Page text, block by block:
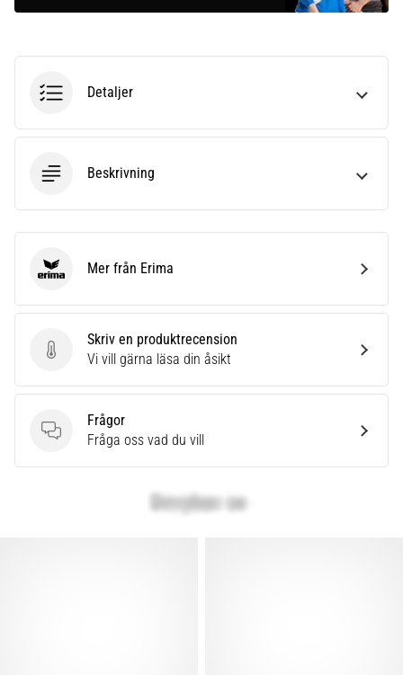
Detaljer
Beskrivning
Skriv en produktrecension
Skriv en produktrecension
Vi vill gärna läsa din åsikt
Frågor
Frågor
Fråga oss vad du vill
Erima Mer från Erima